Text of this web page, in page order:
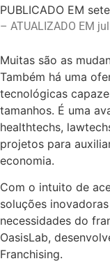
PUBLICADO EM
– ATUALIZADO EM
Muitas são as
Também há uma
tecnológicas
tamanhos. É uma
healthtechs,
projetos para
economia.
Com o intuito de
soluções
necessidades do
OasisLab,
Franchising.